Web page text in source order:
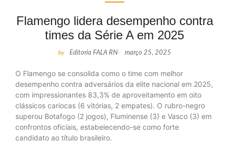
Flamengo lidera desempenho contra
times da Série A em 2025
by Editoria FALA RN- março 25, 2025
O Flamengo se consolida como o time com melhor
desempenho contra adversários da elite nacional em 2025,
com impressionantes 83,3% de aproveitamento em oito
clássicos cariocas (6 vitórias, 2 empates). O rubro-negro
superou Botafogo (2 jogos), Fluminense (3) e Vasco (3) em
confrontos oficiais, estabelecendo-se como forte
candidato ao título brasileiro.